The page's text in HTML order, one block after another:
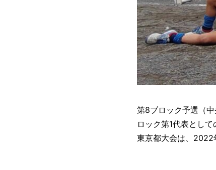
第8ブロック予選（
ロック第1代表とし
東京都大会は、2022